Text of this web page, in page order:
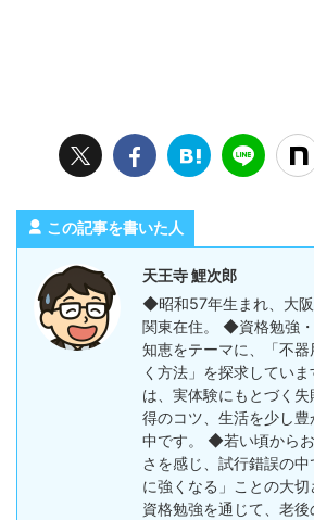
この記事を書いた人
天王寺 鯉次郎
◆昭和57年生まれ、大
関東在住。 ◆資格勉強
知恵をテーマに、「不
く方法」を探求してい
は、実体験にもとづく
得のコツ、生活を少し
中です。 ◆若い頃から
さを感じ、試行錯誤の
に強くなる」ことの大
資格勉強を通じて、老